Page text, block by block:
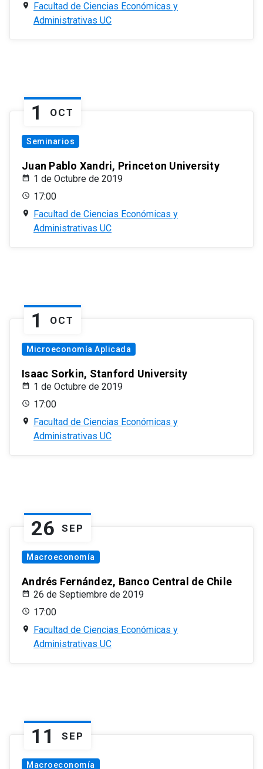
Facultad de Ciencias Económicas y
Administrativas UC
1 OCT
Seminarios
Juan Pablo Xandri, Princeton University
1 de Octubre de 2019
17:00
Facultad de Ciencias Económicas y
Administrativas UC
1 OCT
Microeconomía Aplicada
Isaac Sorkin, Stanford University
1 de Octubre de 2019
17:00
Facultad de Ciencias Económicas y
Administrativas UC
26 SEP
Macroeconomía
Andrés Fernández, Banco Central de Chile
26 de Septiembre de 2019
17:00
Facultad de Ciencias Económicas y
Administrativas UC
11 SEP
Macroeconomía